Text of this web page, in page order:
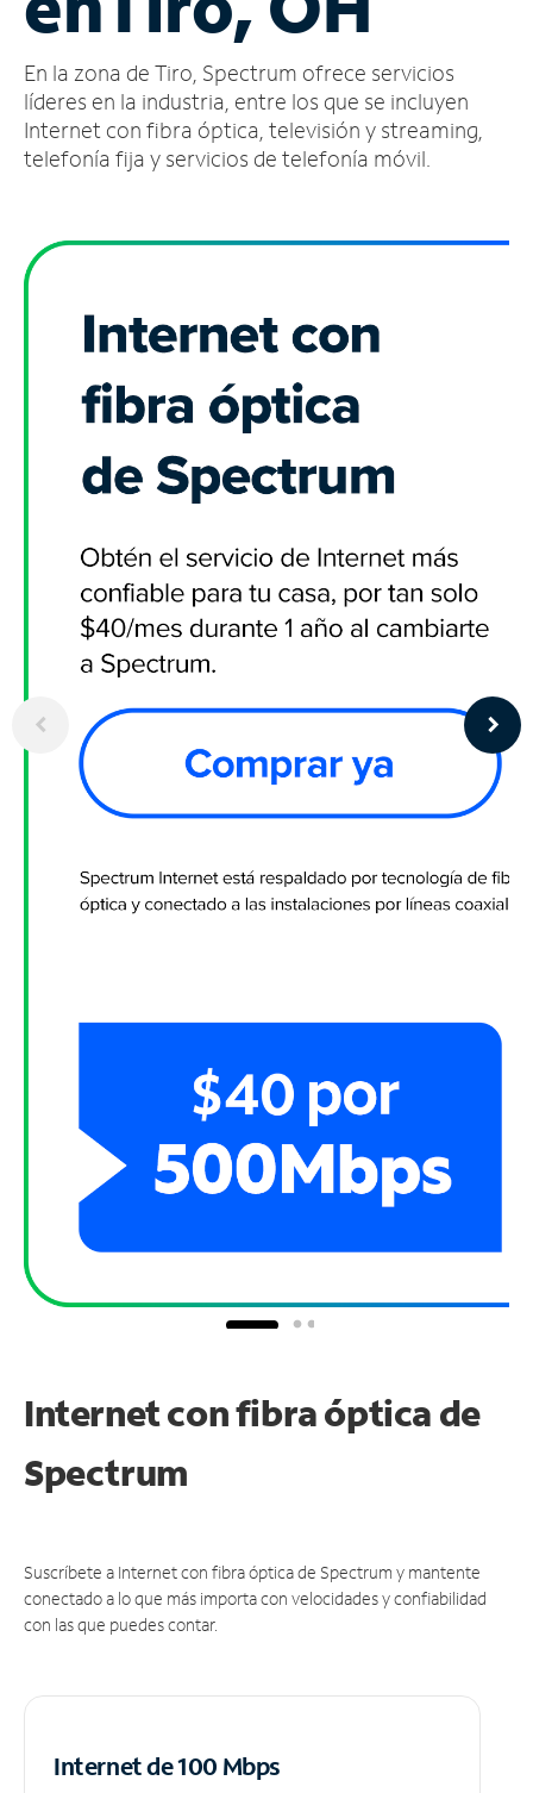
cuenta
Encuentra
una
tienda
En la zona de Tiro, Spectrum ofrece servicios
líderes en la industria, entre los que se incluyen
Internet con fibra óptica, televisión y streaming,
telefonía fija y servicios de telefonía móvil.
Internet con fibra óptica de
Spectrum
Suscríbete a Internet con fibra óptica de Spectrum y mantente
conectado a lo que más importa con velocidades y confiabilidad
con las que puedes contar.
Internet de 100 Mbps